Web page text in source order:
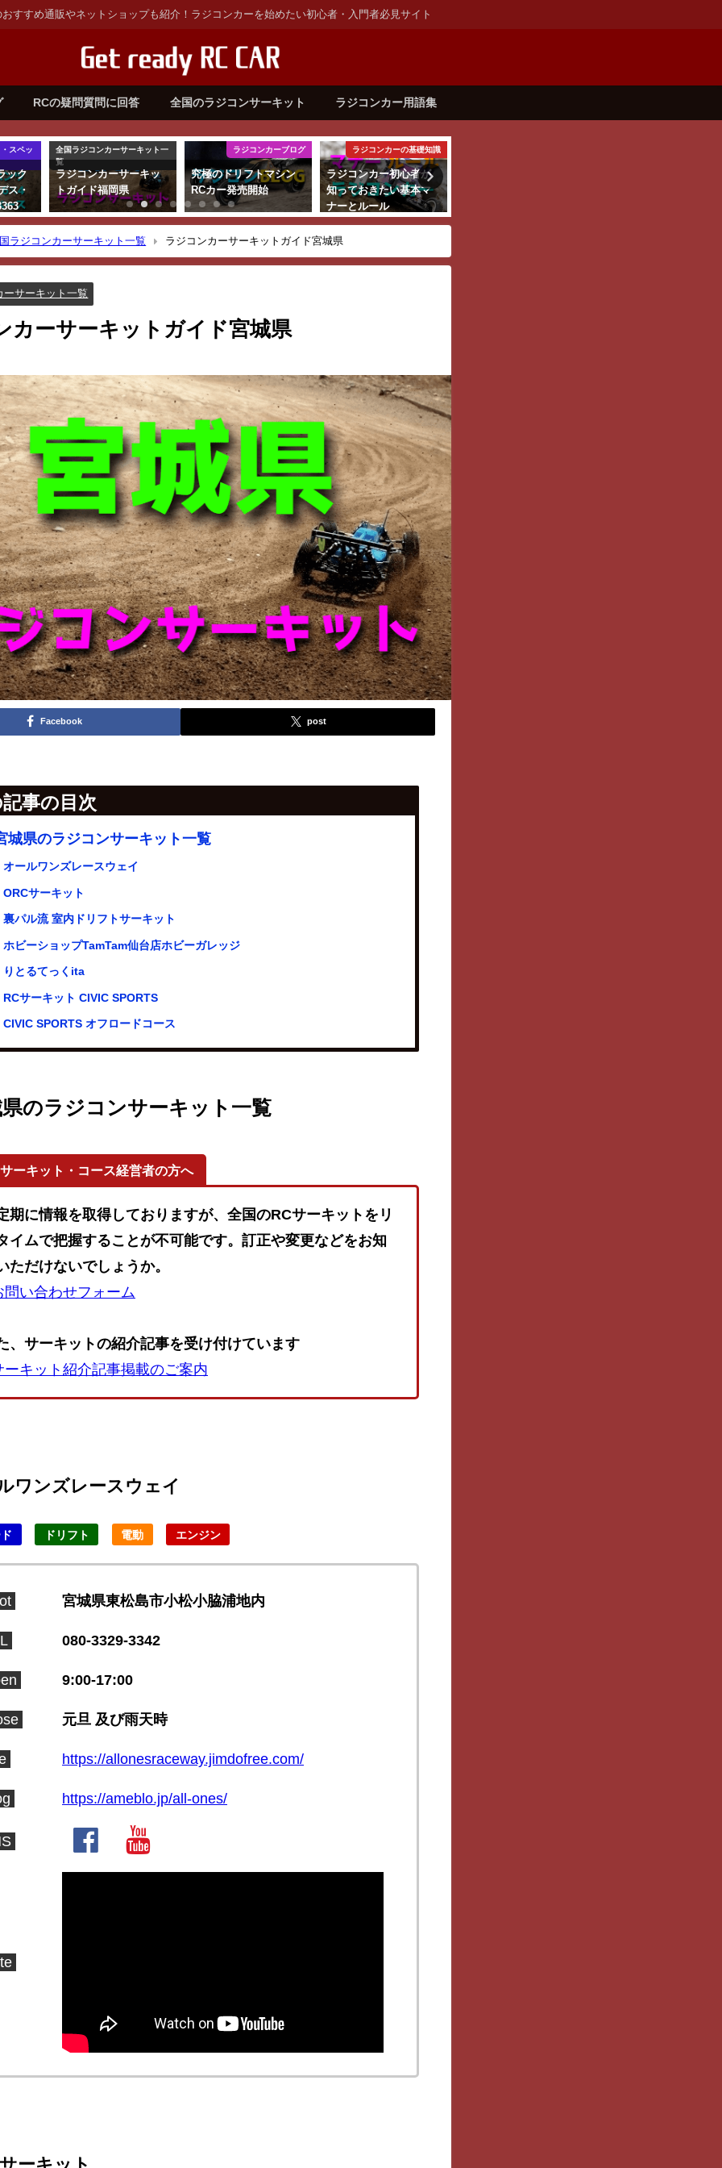
すすめ通販やネットショップも紹介！ラジコンカーを始めたい初心者・入門者必見サイト
RCの疑問質問に回答 全国のラジコンサーキット ラジコンカー用語集
スペッ
ック
ス・
全国ラジコンカーサーキット一
覧
ラジコンカーサーキッ
トガイド福岡県
ラジコンカーブログ
究極のドリフトマシン
RCカー発売開始
ラジコンカーの基礎知識
ラジコンカー初心者が
知っておきたい基本マ
ナーとルール
ラジコンカーサーキット一覧
ラジコンカーサーキットガイド宮城県
ーサーキット一覧
カーサーキットガイド宮城県
Facebook post
事の目次
城県のラジコンサーキット一覧
オールワンズレースウェイ
ORCサーキット
裏パル流 室内ドリフトサーキット
ホビーショップTamTam仙台店ホビーガレッジ
りとるてっくita
RCサーキット CIVIC SPORTS
CIVIC SPORTS オフロードコース
のラジコンサーキット一覧
ーキット・コース経営者の方へ
期に情報を取得しておりますが、全国のRCサーキットをリ
イムで把握することが不可能です。訂正や変更などをお知
ただけないでしょうか。
問い合わせフォーム
、サーキットの紹介記事を受け付けています
ーキット紹介記事掲載のご案内
ワンズレースウェイ
ドリフト 電動 エンジン
宮城県東松島市小松小脇浦地内
080-3329-3342
9:00-17:00
元旦 及び雨天時
https://allonesraceway.jimdofree.com/
https://ameblo.jp/all-ones/
ーキット